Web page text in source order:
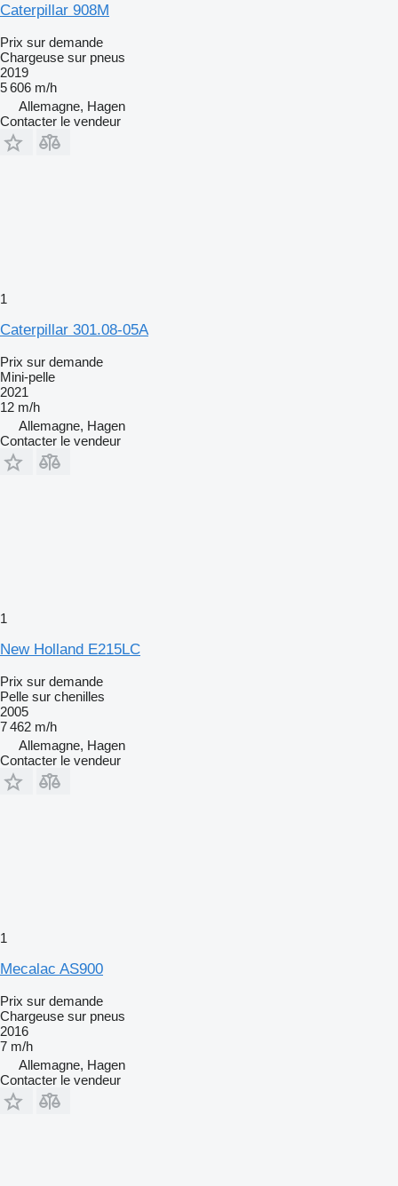
Caterpillar 908M
Prix sur demande
Chargeuse sur pneus
2019
5 606 m/h
Allemagne, Hagen
Contacter le vendeur
1
Caterpillar 301.08-05A
Prix sur demande
Mini-pelle
2021
12 m/h
Allemagne, Hagen
Contacter le vendeur
1
New Holland E215LC
Prix sur demande
Pelle sur chenilles
2005
7 462 m/h
Allemagne, Hagen
Contacter le vendeur
1
Mecalac AS900
Prix sur demande
Chargeuse sur pneus
2016
7 m/h
Allemagne, Hagen
Contacter le vendeur